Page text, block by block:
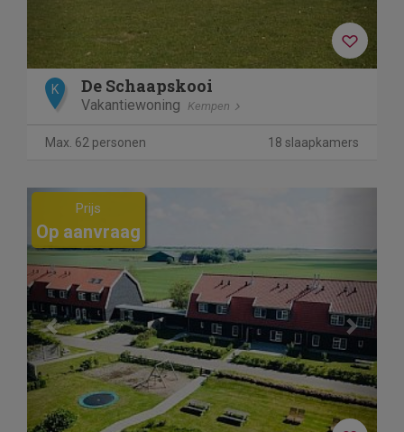
K De Schaapskooi
Vakantiewoning Kempen
Max. 62 personen 18 slaapkamers
Previous
Prijs
Op aanvraag